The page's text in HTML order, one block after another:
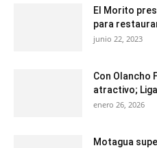
El Morito
para
junio 22, 2023
Con Olancho
atractivo;
enero 26, 2026
Motagua